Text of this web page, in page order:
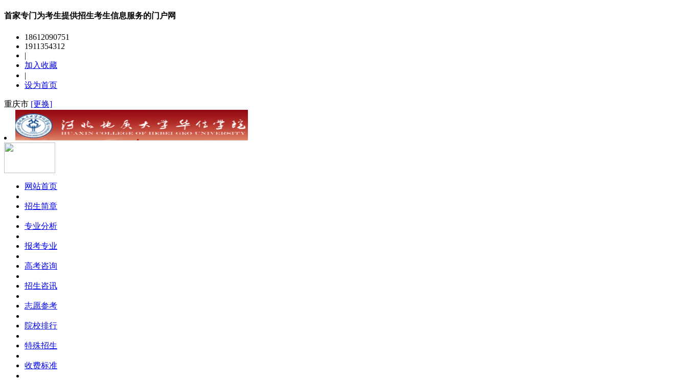
首家专门为考生提供招生考生信息服务的门户网
18612090751
1911354312
|
加入收藏
|
设为首页
重庆市 [更换]
网站首页
招生简章
专业分析
报考专业
高考咨询
招生咨讯
志愿参考
院校排行
特殊招生
收费标准